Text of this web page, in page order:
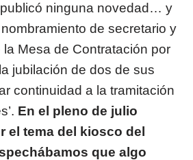
ninguna novedad… y
de secretario y
Mesa de Contratación por
jubilación de dos de sus
continuidad a la tramitación
En el pleno de julio
el tema del kiosco del
que algo